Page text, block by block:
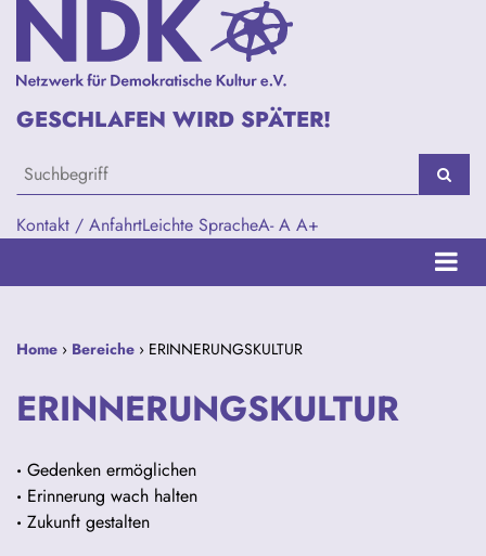
Kontakt / AnfahrtLeichte SpracheA- A A+
GESCHLAFEN WIRD SPÄTER!
Home › Bereiche › ERINNERUNGSKULTUR
ERINNERUNGSKULTUR
· Gedenken ermöglichen
· Erinnerung wach halten
· Zukunft gestalten